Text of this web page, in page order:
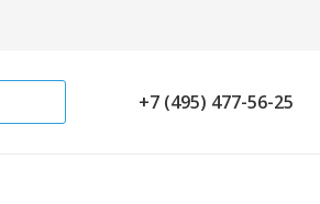
+7 (495) 477-56-25